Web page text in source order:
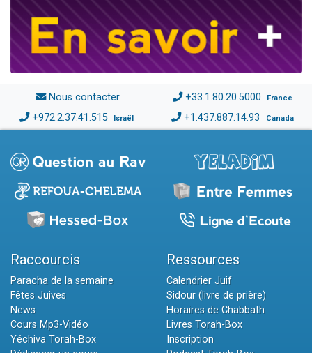
Nous contacter +33.1.80.20.5000 France
+972.2.37.41.515 Israël +1.437.887.14.93 Canada
Raccourcis
Paracha de la semaine
Fêtes Juives
News
Cours Mp3-Vidéo
Yéchiva Torah-Box
Ressources
Calendrier Juif
Sidour (livre de prière)
Horaires de Chabbath
Livres Torah-Box
Inscription